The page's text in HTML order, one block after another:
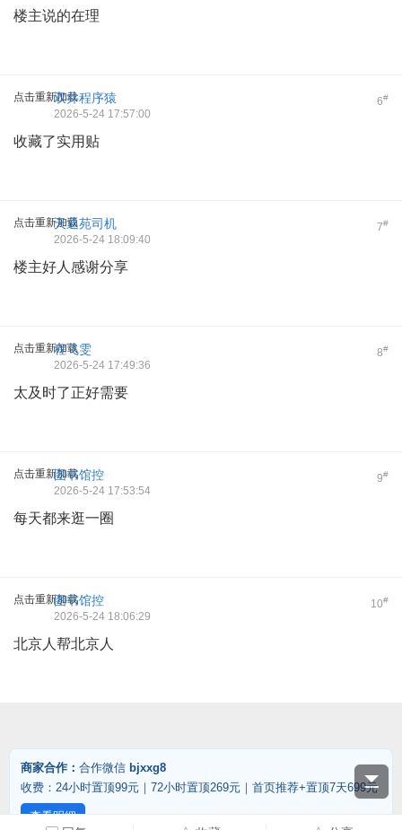
楼主说的在理
点击重新加载 6#
双井程序猿
2026-5-24 17:57:00
收藏了实用贴
点击重新加载 7#
天通苑司机
2026-5-24 18:09:40
楼主好人感谢分享
点击重新加载 8#
程飞雯
2026-5-24 17:49:36
太及时了正好需要
点击重新加载 9#
图书馆控
2026-5-24 17:53:54
每天都来逛一圈
点击重新加载 10#
图书馆控
2026-5-24 18:06:29
北京人帮北京人
商家合作： 合作微信 bjxxg8
收费：24小时置顶99元｜72小时置顶269元｜首页推荐+置顶7天699元
查看明细